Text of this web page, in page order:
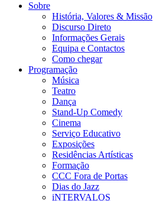
Sobre
História, Valores & Missão
Discurso Direto
Informações Gerais
Equipa e Contactos
Como chegar
Programação
Música
Teatro
Dança
Stand-Up Comedy
Cinema
Serviço Educativo
Exposições
Residências Artísticas
Formação
CCC Fora de Portas
Dias do Jazz
iNTERVALOS